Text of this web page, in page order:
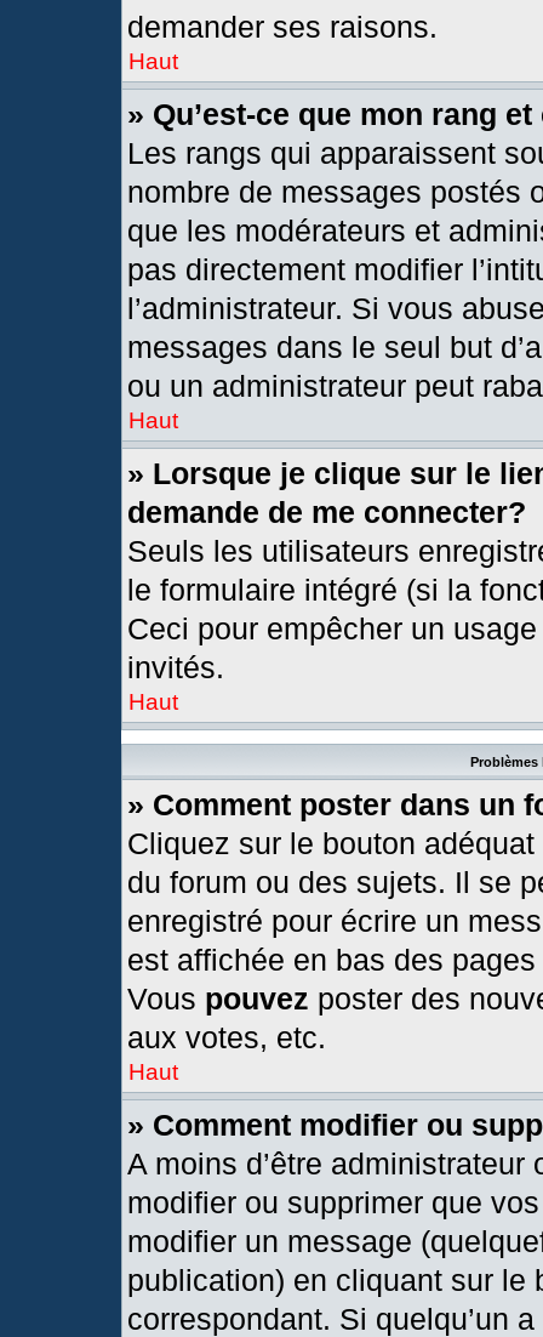
demander ses raisons.
Haut
» Qu’est-ce que mon rang
Les rangs qui apparaissent
nombre de messages postés
que les modérateurs et
pas directement modifier
l’administrateur. Si vous
messages dans le seul but
ou un administrateur peut
Haut
» Lorsque je clique sur le
demande de me connecter?
Seuls les utilisateurs
le formulaire intégré (si la
Ceci pour empêcher un
invités.
Haut
Problèmes
» Comment poster dans un
Cliquez sur le bouton
du forum ou des sujets. Il se
enregistré pour écrire un
est affichée en bas des
Vous pouvez poster des
aux votes, etc.
Haut
» Comment modifier ou
A moins d’être
modifier ou supprimer que
modifier un message
publication) en cliquant sur le
correspondant. Si quelqu’un